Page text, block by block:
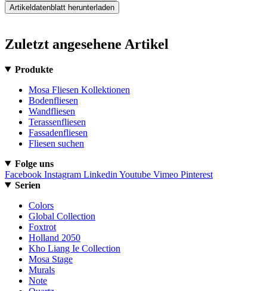
Artikeldatenblatt herunterladen
Zuletzt angesehene Artikel
Produkte
Mosa Fliesen Kollektionen
Bodenfliesen
Wandfliesen
Terassenfliesen
Fassadenfliesen
Fliesen suchen
Folge uns
Facebook Instagram Linkedin Youtube Vimeo Pinterest
Serien
Colors
Global Collection
Foxtrot
Holland 2050
Kho Liang Ie Collection
Mosa Stage
Murals
Note